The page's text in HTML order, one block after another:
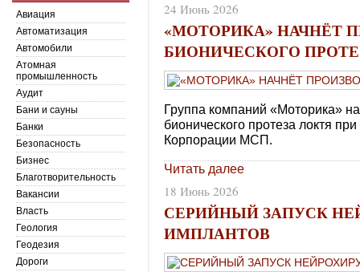
24 Июнь 2026
«МОТОРИКА» НАЧНЁТ
БИОНИЧЕСКОГО
Группа компаний «Моторика»
бионического протеза локтя
Корпорации МСП.
Читать далее
18 Июнь 2026
СЕРИЙНЫЙ ЗАПУСК
ИМПЛАНТОВ
Авиация
Автоматизация
Автомобили
Атомная
промышленность
Аудит
Бани и сауны
Банки
Безопасность
Бизнес
Благотворительность
Вакансии
Власть
Геология
Геодезия
Дороги